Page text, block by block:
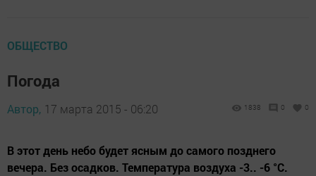
ОБЩЕСТВО
Погода
Автор, 17 марта 2015 - 06:20 1838 0 0
В этот день небо будет ясным до самого позднего
вечера. Без осадков. Температура воздуха -3.. -6 °C.